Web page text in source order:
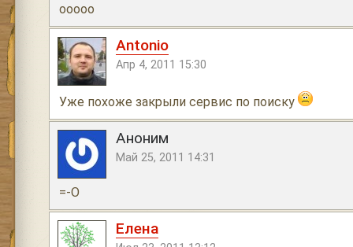
ооооо
Antonio
Апр 4, 2011 15:30
Уже похоже закрыли сервис по поиску
Аноним
Май 25, 2011 14:31
=-O
Елена